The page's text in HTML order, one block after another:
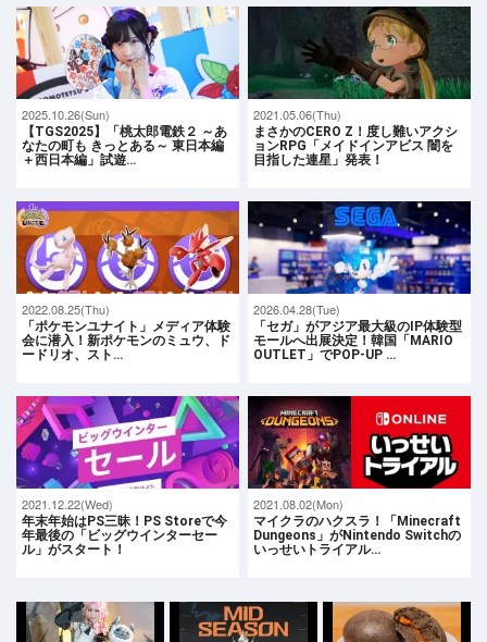
2025.10.26(Sun)
【TGS2025】「桃太郎電鉄２ ～あ
なたの町も きっとある～ 東日本編
＋西日本編」試遊…
2021.05.06(Thu)
まさかのCERO Z！度し難いアクシ
ョンRPG「メイドインアビス 闇を
目指した連星」発表！
2022.08.25(Thu)
「ポケモンユナイト」メディア体験
会に潜入！新ポケモンのミュウ、ド
ードリオ、スト…
2026.04.28(Tue)
「セガ」がアジア最大級のIP体験型
モールへ出展決定！韓国「MARIO
OUTLET」でPOP-UP …
2021.12.22(Wed)
年末年始はPS三昧！PS Storeで今
年最後の「ビッグウインターセー
ル」がスタート！
2021.08.02(Mon)
マイクラのハクスラ！「Minecraft
Dungeons」がNintendo Switchの
いっせいトライアル…